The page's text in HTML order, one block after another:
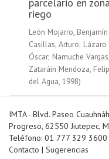
riego
León Mojarro,
Casillas, Arturo; Lázaro
Óscar; Namuche
Zataráin Mendoza,
del Agua, 1998)
IMTA - Blvd. Paseo
Progreso, 62550 Jiutepec,
Teléfono: 01 777 329 3600
Contacto | Sugerencias